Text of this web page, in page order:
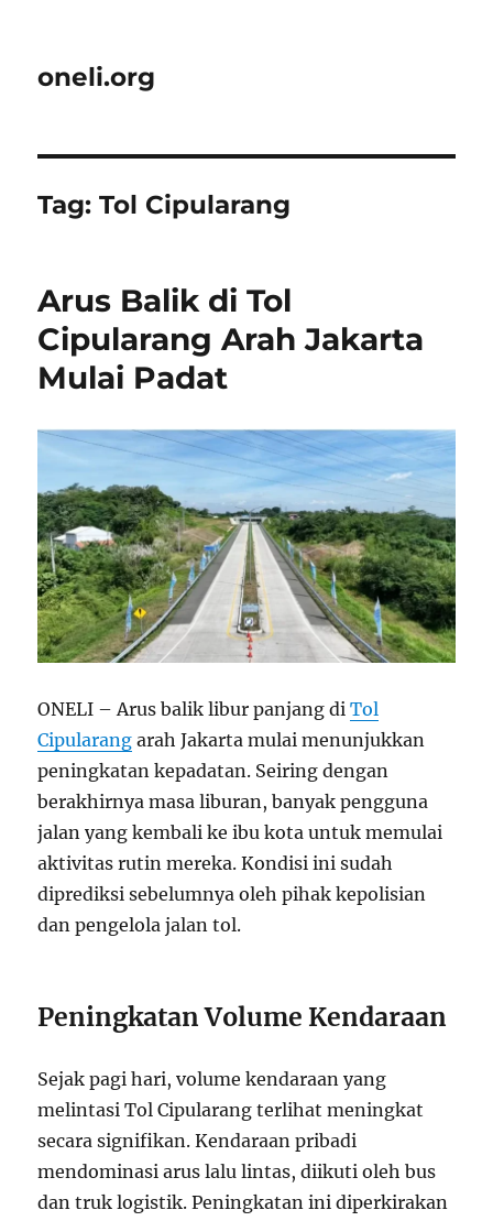
oneli.org
Tag:Tol Cipularang
Arus Balik di Tol
Cipularang Arah Jakarta
Mulai Padat
ONELI – Arus balik libur panjang diTol
Cipularang arah Jakarta mulai menunjukkan
peningkatan kepadatan. Seiring dengan
berakhirnya masa liburan, banyak pengguna
jalan yang kembali ke ibu kota untuk memulai
aktivitas rutin mereka. Kondisi ini sudah
diprediksi sebelumnya oleh pihak kepolisian
dan pengelola jalan tol.
Peningkatan Volume Kendaraan
Sejak pagi hari, volume kendaraan yang
melintasi Tol Cipularang terlihat meningkat
secara signifikan. Kendaraan pribadi
mendominasi arus lalu lintas, diikuti oleh bus
dan truk logistik. Peningkatan ini diperkirakan